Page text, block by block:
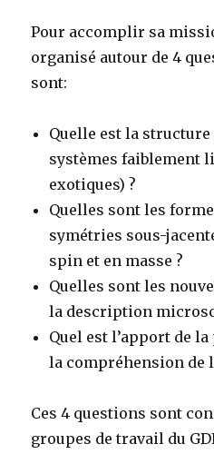
Pour accomplir sa
organisé autour de 4
sont:
Quelle est la
systèmes faiblement
exotiques) ?
Quelles sont les
symétries sous-
spin et en masse ?
Quelles sont les
la description
Quel est l’apport de
la compréhension de
Ces 4 questions sont
groupes de travail du